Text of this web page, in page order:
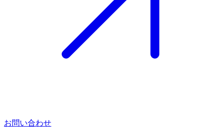
お問い合わせ